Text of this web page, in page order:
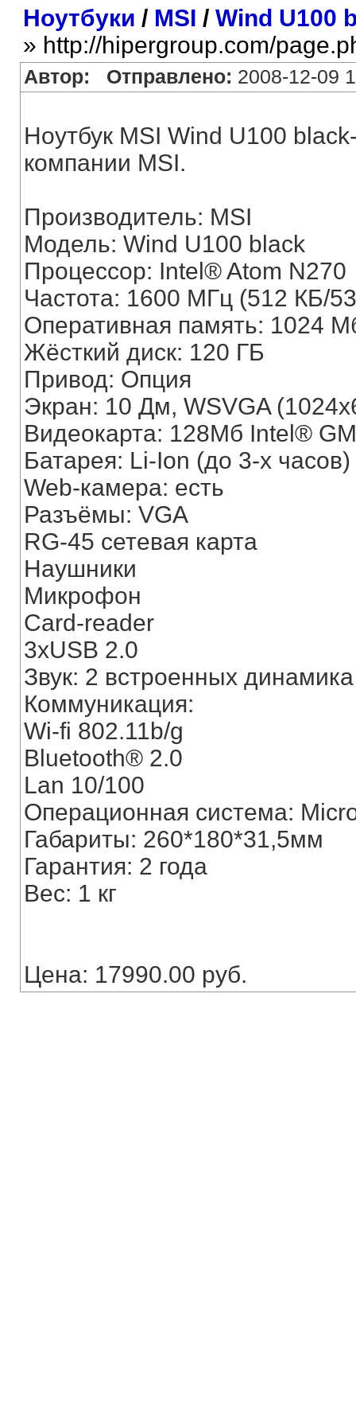
Ноутбуки / MSI / Wind U100
» http://hipergroup.com/
Автор: Отправлено: 2008-12-09
Ноутбук MSI Wind U100
компании MSI.
Производитель: MSI
Модель: Wind U100 black
Процессор: Intel® Atom N270
Частота: 1600 МГц (512 КБ/
Оперативная память: 1024
Жёсткий диск: 120 ГБ
Привод: Опция
Экран: 10 Дм, WSVGA
Видеокарта: 128Мб Intel®
Батарея: Li-Ion (до 3-х часов)
Web-камера: есть
Разъёмы: VGA
RG-45 сетевая карта
Наушники
Микрофон
Card-reader
3хUSB 2.0
Звук: 2 встроенных динамика
Коммуникация:
Wi-fi 802.11b/g
Bluetooth® 2.0
Lan 10/100
Операционная система:
Габариты: 260*180*31,5мм
Гарантия: 2 года
Вес: 1 кг
Цена: 17990.00 руб.